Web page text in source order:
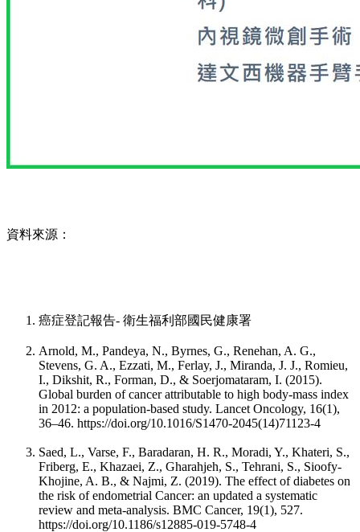
資料來源：
癌症登記報告- 衛生福利部國民健康署
Arnold, M., Pandeya, N., Byrnes, G., Renehan, A. G.,
Stevens, G. A., Ezzati, M., Ferlay, J., Miranda, J. J., Romieu,
I., Dikshit, R., Forman, D., & Soerjomataram, I. (2015).
Global burden of cancer attributable to high body-mass index
in 2012: a population-based study. Lancet Oncology, 16(1),
36–46. https://doi.org/10.1016/S1470-2045(14)71123-4
Saed, L., Varse, F., Baradaran, H. R., Moradi, Y., Khateri, S.,
Friberg, E., Khazaei, Z., Gharahjeh, S., Tehrani, S., Sioofy-
Khojine, A. B., & Najmi, Z. (2019). The effect of diabetes on
the risk of endometrial Cancer: an updated a systematic
review and meta-analysis. BMC Cancer, 19(1), 527.
https://doi.org/10.1186/s12885-019-5748-4